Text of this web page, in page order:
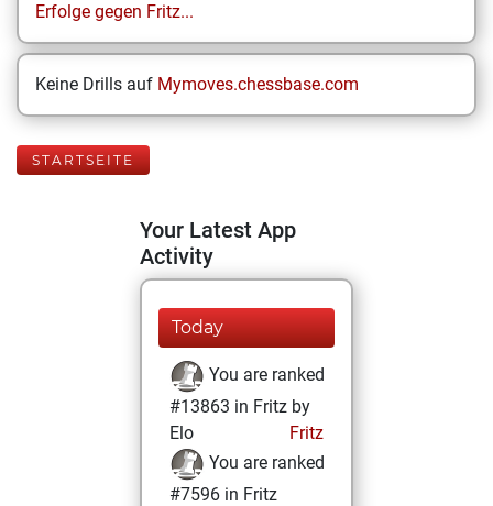
Erfolge gegen Fritz...
Keine Drills auf Mymoves.chessbase.com
STARTSEITE
Your Latest App
Activity
Today
You are ranked
#13863 in Fritz by
Elo
Fritz
You are ranked
#7596 in Fritz